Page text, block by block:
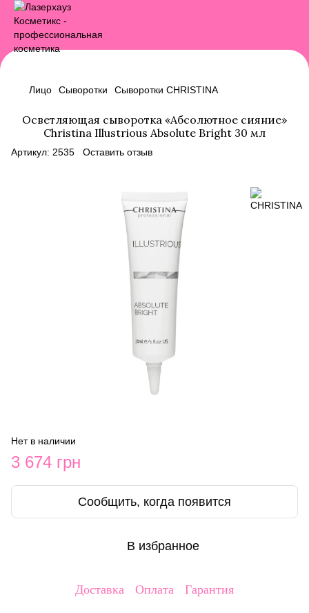
Лицо Сыворотки Сыворотки CHRISTINA
Осветляющая сыворотка «Абсолютное сияние»
Christina Illustrious Absolute Bright 30 мл
Артикул: 2535 Оставить отзыв
Нет в наличии
3 674 грн
Сообщить, когда появится
В избранное
Доставка Оплата Гарантия